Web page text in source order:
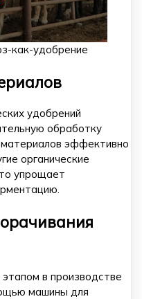
как-удобрение
удобрений
обработку
эффективно
органические
упрощает
в производстве
машины для